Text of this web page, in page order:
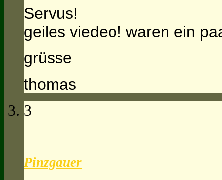
Servus!
geiles viedeo! waren ein
grüsse
thomas
3
Pinzgauer